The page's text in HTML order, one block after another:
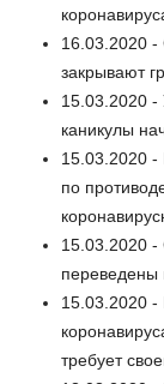
16.03.2020 -
закрывают
15.03.2020 -
каникулы
15.03.2020 -
по
15.03.2020 -
переведены
15.03.2020 -
требует